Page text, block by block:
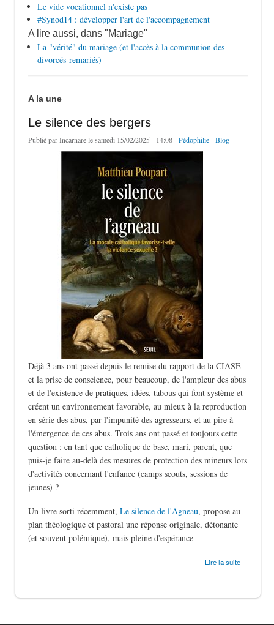
Le vide vocationnel n'existe pas
#Synod14 : développer l'art de l'accompagnement
A lire aussi, dans "Mariage"
La "vérité" du mariage (et l'accès à la communion des
divorcés-remariés)
A la une
Le silence des bergers
Publié parIncarnarele samedi 15/02/2025 - 14:08 -Pédophilie-Blog
Déjà 3 ans ont passé depuis le remise du rapport de la CIASE
et la prise de conscience, pour beaucoup, de l'ampleur des abus
et de l'existence de pratiques, idées, tabous qui font système et
créent un environnement favorable, au mieux à la reproduction
en série des abus, par l'impunité des agresseurs, et au pire à
l'émergence de ces abus. Trois ans ont passé et toujours cette
question : en tant que catholique de base, mari, parent, que
puis-je faire au-delà des mesures de protection des mineurs lors
d'activités concernant l'enfance (camps scouts, sessions de
jeunes) ?
Un livre sorti récemment, Le silence de l'Agneau, propose au
plan théologique et pastoral une réponse originale, détonante
(et souvent polémique), mais pleine d'espérance
Lire la suite